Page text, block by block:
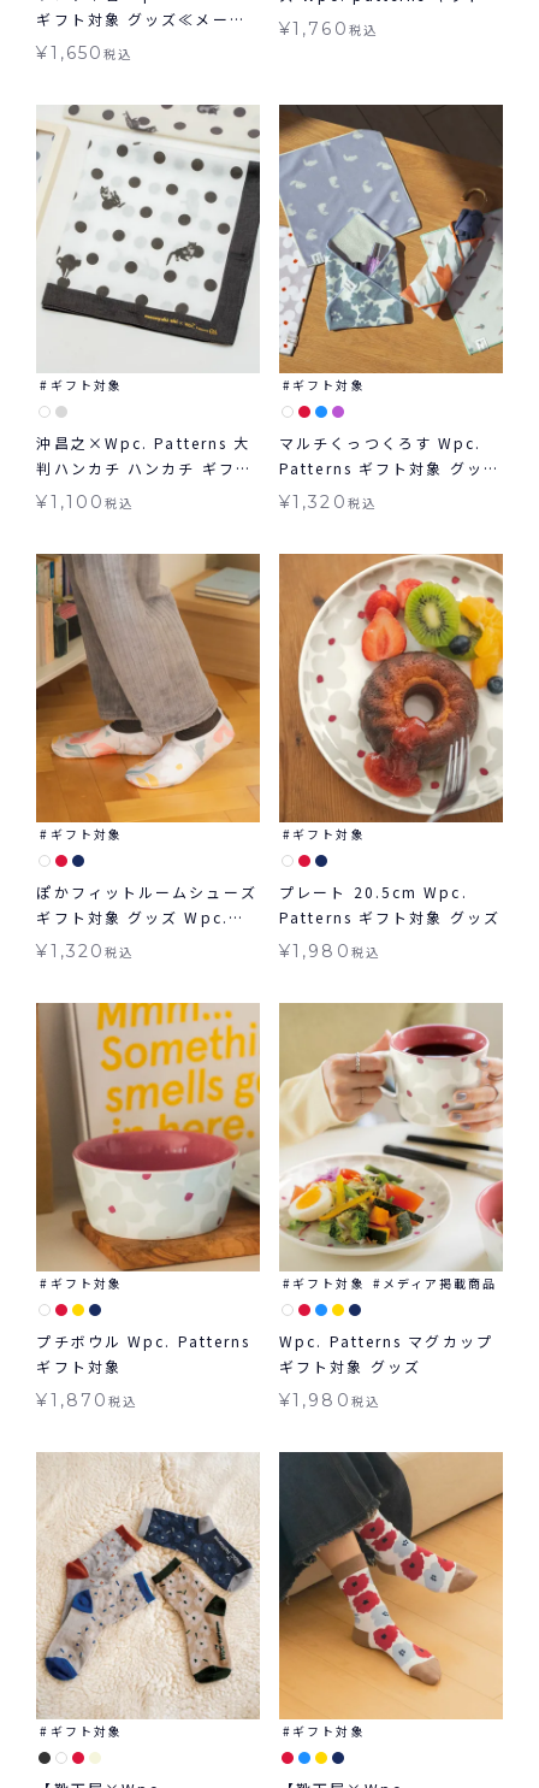
ギフト対象 グッズ≪メール
便対象≫
¥1,650税込
象 ≪メール便対象≫
¥1,760 税込
ギフト対象
沖昌之×Wpc. Patterns 大
判ハンカチ ハンカチ ギフト
対象 ≪メール便対象≫
¥1,100税込
ギフト対象
マルチくっつくろす Wpc.
Patterns ギフト対象 グッズ
≪メール便対象≫
¥1,320 税込
ギフト対象
ぽかフィットルームシューズ
ギフト対象 グッズ Wpc.
Patterns ≪メール便対象≫
¥1,320税込
ギフト対象
プレート 20.5cm Wpc.
Patterns ギフト対象 グッズ
¥1,980 税込
ギフト対象
プチボウル Wpc. Patterns
ギフト対象
¥1,870税込
ギフト対象 メディア掲載商品
Wpc. Patterns マグカップ
ギフト対象 グッズ
¥1,980 税込
ギフト対象 ギフト対象